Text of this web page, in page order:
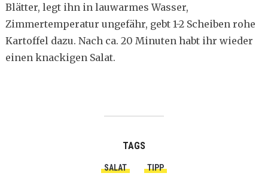
Blätter, legt ihn in lauwarmes Wasser,
Zimmertemperatur ungefähr, gebt 1-2 Scheiben rohe
Kartoffel dazu. Nach ca. 20 Minuten habt ihr wieder
einen knackigen Salat.
TAGS
SALAT TIPP